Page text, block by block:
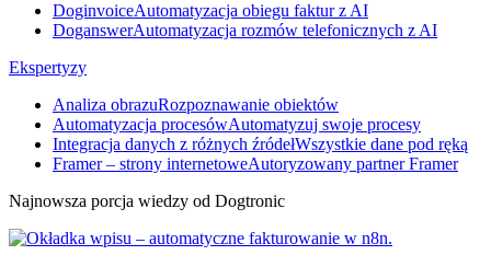
DoginvoiceAutomatyzacja obiegu faktur z AI
DoganswerAutomatyzacja rozmów telefonicznych z AI
Ekspertyzy
Analiza obrazuRozpoznawanie obiektów
Automatyzacja procesówAutomatyzuj swoje procesy
Integracja danych z różnych źródełWszystkie dane pod ręką
Framer – strony internetoweAutoryzowany partner Framer
Najnowsza porcja wiedzy od Dogtronic